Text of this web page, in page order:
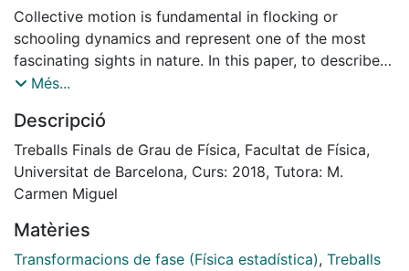
Collective motion is fundamental in flocking or
schooling dynamics and represent one of the most
fascinating sights in nature. In this paper, to describe
collective motion, we use one of the most
main features of this model is a noise-driven phase
transition between ordered and disordered phase and
its mathematical and computational simplicity. We
reproduce its basic results and continue our work
dynamics, showing that this new ingredient breaks the
phase transition.
Més...
Descripció
Treballs Finals de Grau de Física, Facultat de Física,
Universitat de Barcelona, Curs: 2018, Tutora: M.
Carmen Miguel
Matèries
Transformacions de fase (Física estadística), Treballs